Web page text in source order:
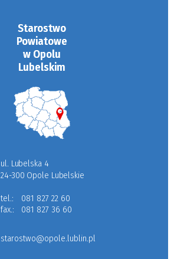
Starostwo
Powiatowe
w Opolu
Lubelskim
ul. Lubelska 4
24-300 Opole Lubelskie
tel.:
081 827 22 60
fax.:
081 827 36 60
starostwo@opole.lublin.pl